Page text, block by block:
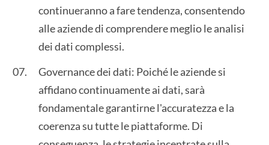
continueranno a fare tendenza, consentendo
alle aziende di comprendere meglio le analisi
dei dati complessi.
Governance dei dati: Poiché le aziende si
affidano continuamente ai dati, sarà
fondamentale garantirne l'accuratezza e la
coerenza su tutte le piattaforme. Di